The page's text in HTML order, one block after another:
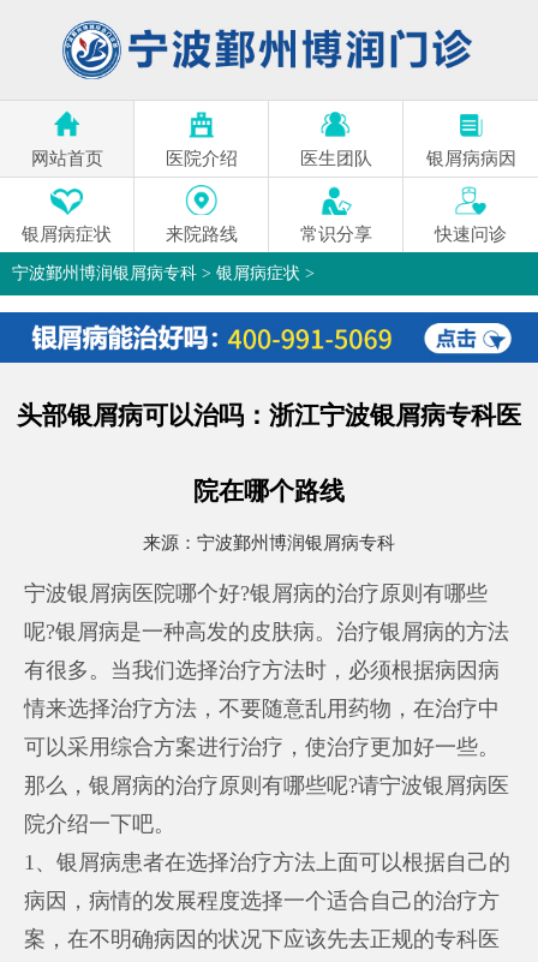
网站首页 医院介绍 医生团队 银屑病病因
银屑病症状 来院路线 常识分享 快速问诊
宁波鄞州博润银屑病专科 > 银屑病症状 >
头部银屑病可以治吗：浙江宁波银屑病专科医
院在哪个路线
来源： 宁波鄞州博润银屑病专科
宁波银屑病医院哪个好?银屑病的治疗原则有哪些
呢?银屑病是一种高发的皮肤病。治疗银屑病的方法
有很多。当我们选择治疗方法时，必须根据病因病
情来选择治疗方法，不要随意乱用药物，在治疗中
可以采用综合方案进行治疗，使治疗更加好一些。
那么，银屑病的治疗原则有哪些呢?请宁波银屑病医
院介绍一下吧。
1、银屑病患者在选择治疗方法上面可以根据自己的
病因，病情的发展程度选择一个适合自己的治疗方
案，在不明确病因的状况下应该先去正规的专科医